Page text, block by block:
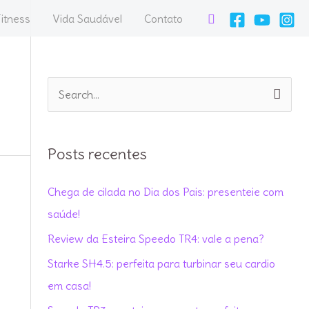
Vida Saudável Contato Pesquisar
e
q
i
s
a
r
p
Posts recentes
Chega de cilada no Dia dos Pais: presenteie com
saúde!
Review da Esteira Speedo TR4: vale a pena?
Starke SH4.5: perfeita para turbinar seu cardio
em casa!